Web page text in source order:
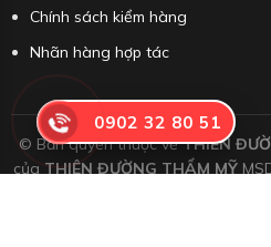
0902 32 80 51
Chính sách kiểm hàng
Nhãn hàng hợp tác
© Bản quyền thuộc vềTHIÊN
của THIÊN ĐƯỜNG THẨM MỸ